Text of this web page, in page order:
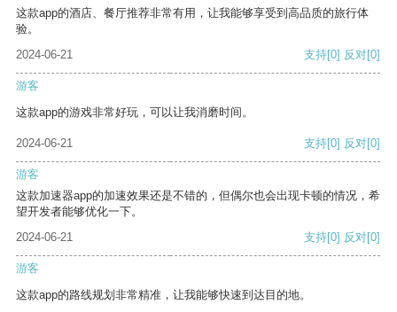
这款app的酒店、餐厅推荐非常有用，让我能够享受到高品质的旅行体
验。
2024-06-21
支持[0] 反对[0]
游客
这款app的游戏非常好玩，可以让我消磨时间。
2024-06-21 支持[0] 反对[0]
游客
这款加速器app的加速效果还是不错的，但偶尔也会出现卡顿的情况，希
望开发者能够优化一下。
2024-06-21
支持[0] 反对[0]
游客
这款app的路线规划非常精准，让我能够快速到达目的地。